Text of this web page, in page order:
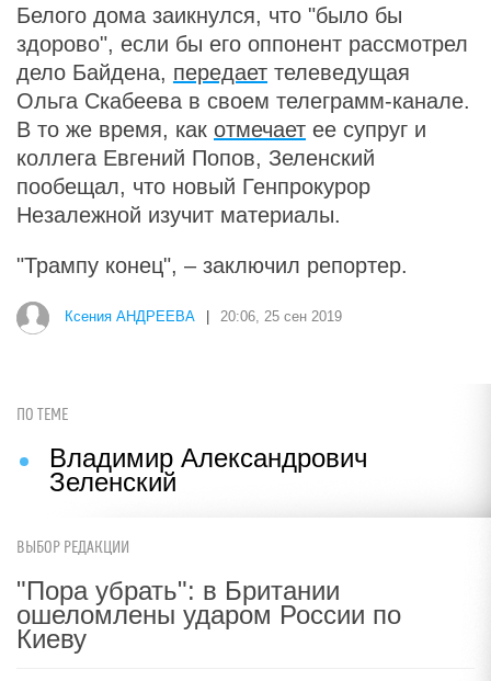
Белого дома заикнулся, что "было бы
здорово", если бы его оппонент рассмотрел
дело Байдена, передает телеведущая
Ольга Скабеева в своем телеграмм-канале.
В то же время, как отмечает ее супруг и
коллега Евгений Попов, Зеленский
пообещал, что новый Генпрокурор
Незалежной изучит материалы.
"Трампу конец", – заключил репортер.
Ксения АНДРЕЕВА 20:06, 25 сен 2019
ПО ТЕМЕ
Владимир Александрович
Зеленский
ВЫБОР РЕДАКЦИИ
"Пора убрать": в Британии
ошеломлены ударом России по
Киеву